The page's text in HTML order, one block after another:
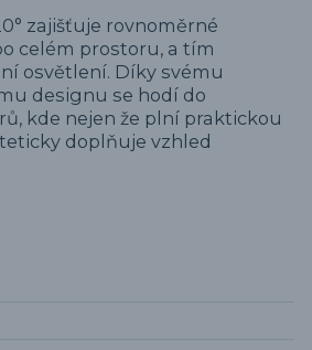
zajišťuje rovnoměrné
celém prostoru, a tím
osvětlení. Díky svému
designu se hodí do
kde nejen že plní praktickou
doplňuje vzhled